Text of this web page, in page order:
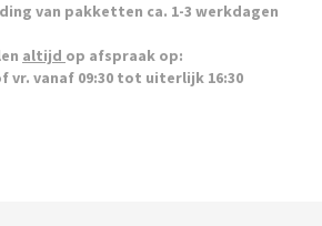
van pakketten ca. 1-3 werkdagen
altijd op afspraak op:
vr. vanaf 09:30 tot uiterlijk 16:30